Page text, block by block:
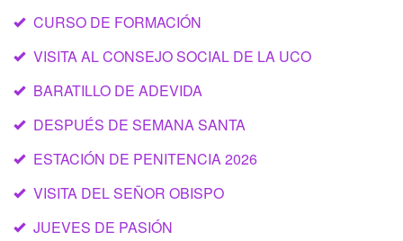
CURSO DE FORMACIÓN
VISITA AL CONSEJO SOCIAL DE LA UCO
BARATILLO DE ADEVIDA
DESPUÉS DE SEMANA SANTA
ESTACIÓN DE PENITENCIA 2026
VISITA DEL SEÑOR OBISPO
JUEVES DE PASIÓN